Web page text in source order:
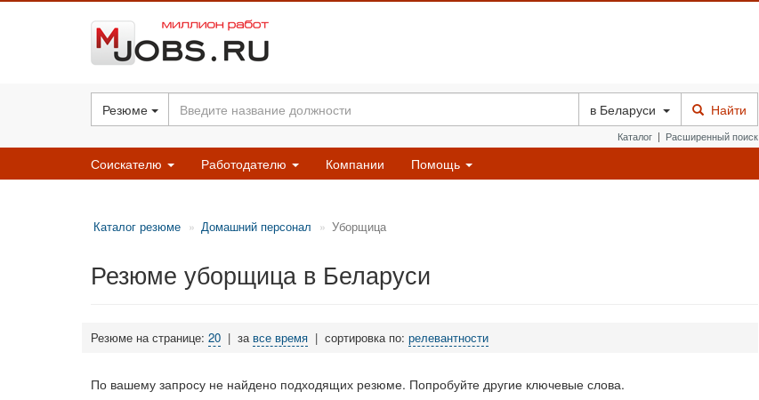
Резюме в Беларуси Найти
Каталог | Расширенный поиск
Соискателю Работодателю Компании Помощь
Каталог резюме Домашний персонал Уборщица
Резюме уборщица в Беларуси
Резюме на странице: 20 | за все время | сортировка по: релевантности
По вашему запросу не найдено подходящих резюме. Попробуйте другие ключевые слова.